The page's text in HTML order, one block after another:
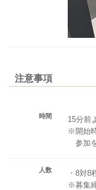
注意事項
時間
15分前
※開始
参加
人数
・8対8
※募集